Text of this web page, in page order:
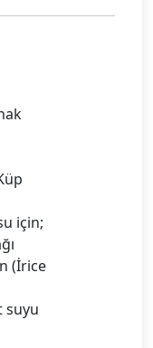
için;
(İrice
suyu